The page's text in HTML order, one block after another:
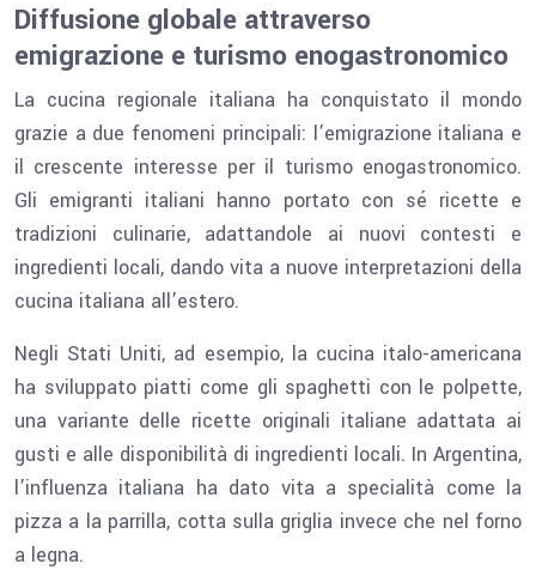
Diffusione globale attraverso
emigrazione e turismo enogastronomico
La cucina regionale italiana ha conquistato il mondo
grazie a due fenomeni principali: l’emigrazione italiana e
il crescente interesse per il turismo enogastronomico.
Gli emigranti italiani hanno portato con sé ricette e
tradizioni culinarie, adattandole ai nuovi contesti e
ingredienti locali, dando vita a nuove interpretazioni della
cucina italiana all’estero.
Negli Stati Uniti, ad esempio, la cucina italo-americana
ha sviluppato piatti come gli spaghetti con le polpette,
una variante delle ricette originali italiane adattata ai
gusti e alle disponibilità di ingredienti locali. In Argentina,
l’influenza italiana ha dato vita a specialità come la
pizza a la parrilla, cotta sulla griglia invece che nel forno
a legna.